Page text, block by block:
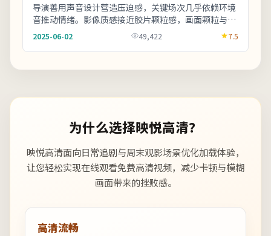
导演善用声音设计营造压迫感，关键场次几乎依赖环境
音推动情绪。影像质感接近胶片颗粒感，画面颗粒与雨
景结合氛围出众。片尾字幕包含幕后花絮名单，影迷
可...
2025-06-02 49,422 7.5
为什么选择映悦高清？
映悦高清面向日常追剧与周末观影场景优化加载体验，
让您轻松实现在线观看免费高清视频，减少卡顿与模糊
画面带来的挫败感。
高清流畅